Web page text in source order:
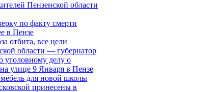
Пензенской области
по факту смерти
в Пензе
отбита, все цели
области — губернатор
уголовному делу о
улице 9 Января в Пензе
для новой школы
принесены в